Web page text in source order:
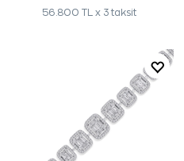
56.800 TL x 3 taksit